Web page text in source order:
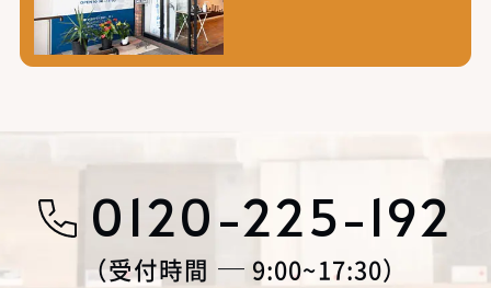
0120-225-192
受付時間 9:00~17:30